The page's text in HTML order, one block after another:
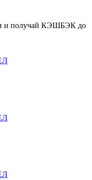
и получай КЭШБЭК до